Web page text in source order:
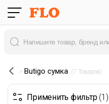
Butigo сумка (7 Товаров)
Применить фильтр (1)